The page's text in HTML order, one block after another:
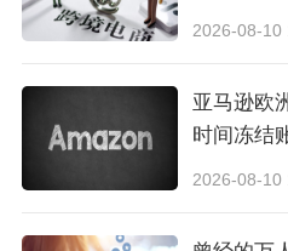
帮助卖家以更低的成本测
全指南
2026-08-10
亚马逊欧
时间冻结
2026-08-10